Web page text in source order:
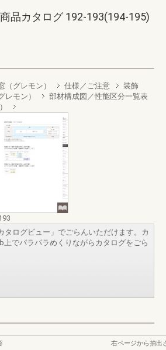
品カタログ 192-193(194-195)
（グレモン） 仕様／ご注意
装飾
レモン）
部材構成図／性能区分一覧表
タログビュー」でごらんいただけます。カ
上でパラパラめくりながらカタログをごら
右ページから抽出